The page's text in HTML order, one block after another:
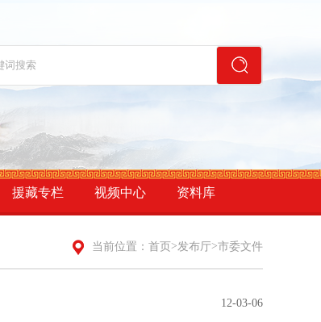
援藏专栏 视频中心 资料库
当前位置： 首页 >发布厅>市委文件
12-03-06